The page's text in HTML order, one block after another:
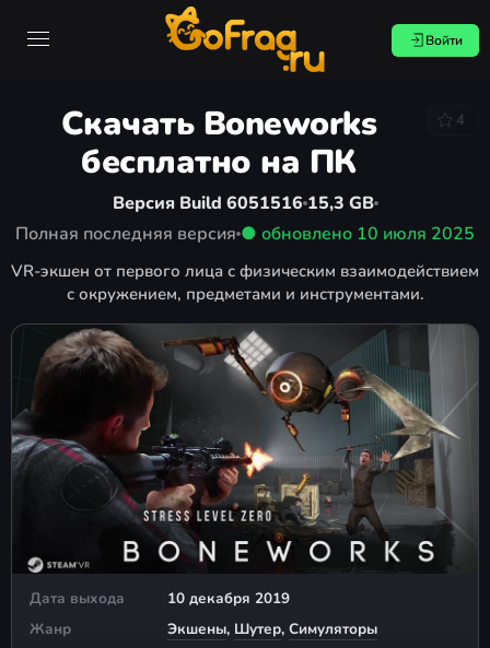
Войти
Скачать Boneworks
бесплатно на ПК
4
Версия Build 6051516 15,3 GB
Полная последняя версия ● обновлено 10 июля 2025
VR-экшен от первого лица с физическим взаимодействием
с окружением, предметами и инструментами.
Дата выхода
10 декабря 2019
Жанр
Экшены, Шутер, Симуляторы